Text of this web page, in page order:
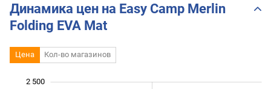
Динамика цен на Easy Camp Merlin
Folding EVA Mat
Цена Кол-во магазинов
2 500